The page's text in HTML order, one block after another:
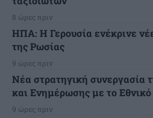
8 ώρες πριν
ΗΠΑ: Η Γερουσία ενέκρινε
της Ρωσίας
9 ώρες πριν
Νέα στρατηγική συνεργασία
και Ενημέρωσης με το
9 ώρες πριν